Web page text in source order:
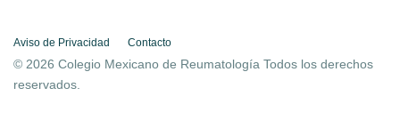
Aviso de Privacidad Contacto
© 2026 Colegio Mexicano de Reumatología Todos los derechos
reservados.